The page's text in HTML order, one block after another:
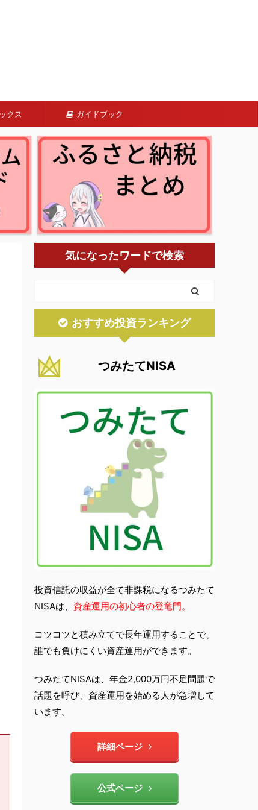
クス ガイドブック
気になったワードで検索
おすすめ投資ランキング
つみたてNISA
投資信託の収益が全て非課税になるつみたて
NISAは、 資産運用の初心者の登竜門。
コツコツと積み立てで長年運用することで、
誰でも負けにくい資産運用ができます。
つみたてNISAは、年金2,000万円不足問題で
話題を呼び、資産運用を始める人が急増して
います。
詳細ページ
公式ページ